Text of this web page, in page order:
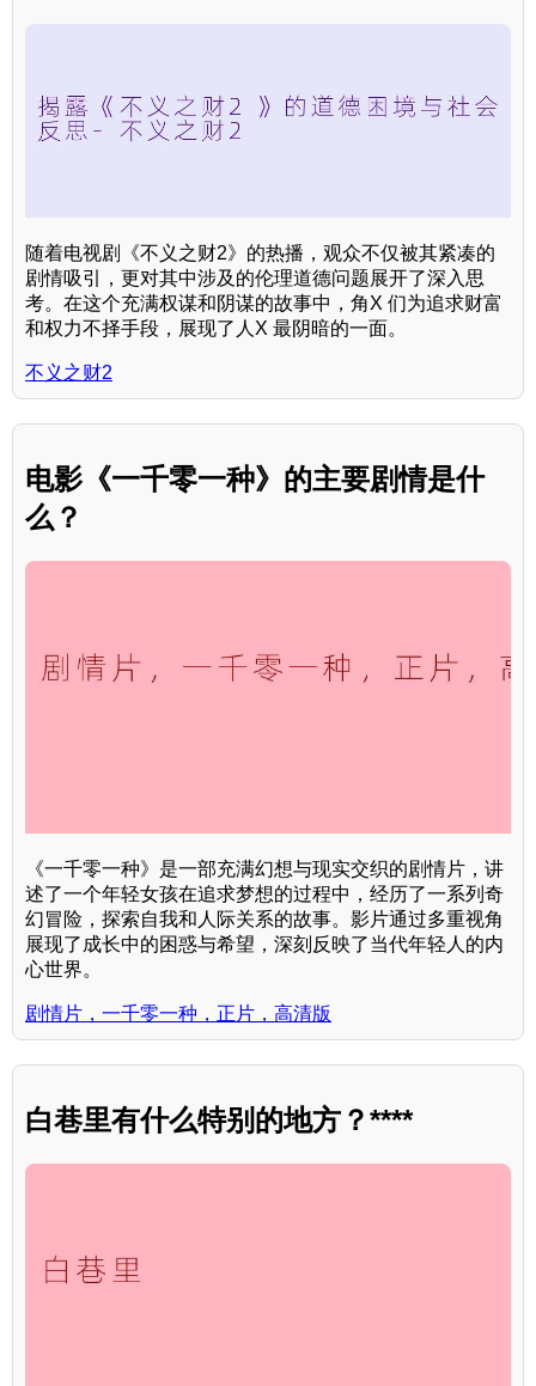
随着电视剧《不义之财2》的热播，观众不仅被其紧凑的
剧情吸引，更对其中涉及的伦理道德问题展开了深入思
考。在这个充满权谋和阴谋的故事中，角X 们为追求财富
和权力不择手段，展现了人X 最阴暗的一面。
不义之财2
电影《一千零一种》的主要剧情是什
么？
《一千零一种》是一部充满幻想与现实交织的剧情片，讲
述了一个年轻女孩在追求梦想的过程中，经历了一系列奇
幻冒险，探索自我和人际关系的故事。影片通过多重视角
展现了成长中的困惑与希望，深刻反映了当代年轻人的内
心世界。
剧情片，一千零一种，正片，高清版
白巷里有什么特别的地方？****